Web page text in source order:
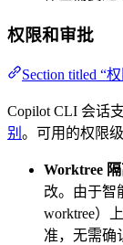
权限和审批
Section titled “
Copilot CLI 会话
别 。可用的权限
Worktree
改。由于智
worktree）
准，无需确